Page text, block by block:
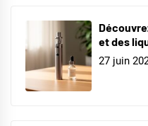
et des
27 juin